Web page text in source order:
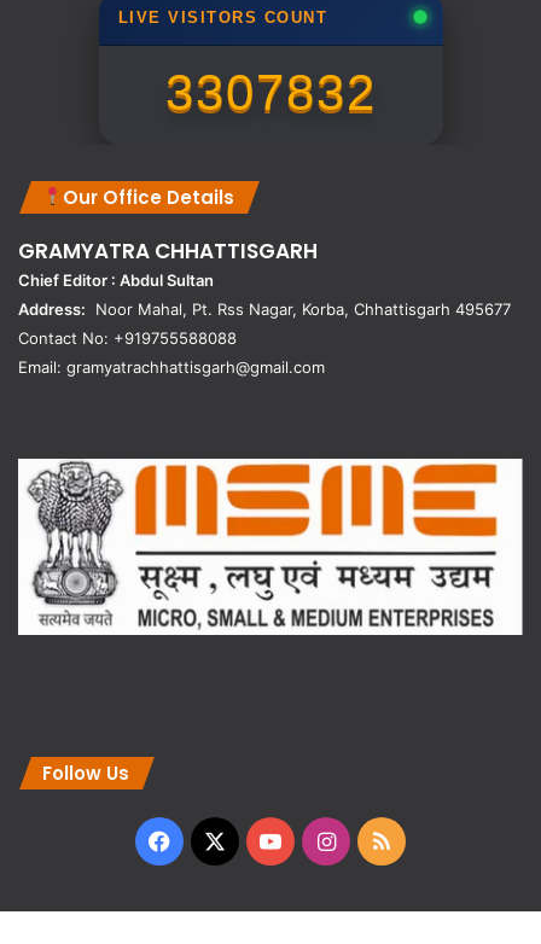
LIVE VISITORS COUNT
3307832
Our Office Details
GRAMYATRA CHHATTISGARH
Chief Editor : Abdul Sultan
Address: Noor Mahal, Pt. Rss Nagar, Korba, Chhattisgarh 495677
Contact No: +919755588088
Email: gramyatrachhattisgarh@gmail.com
Follow Us
Facebook
X YouTubeInstagram
RSS